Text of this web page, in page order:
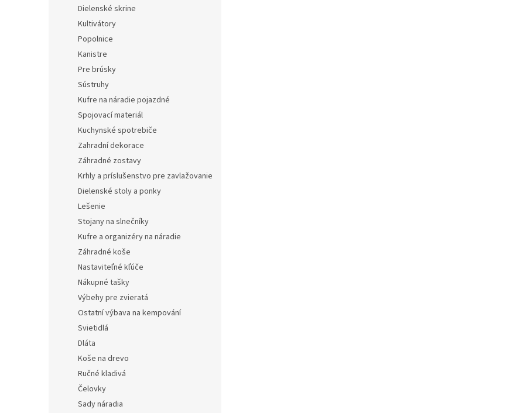
Dielenské skrine
Kultivátory
Popolnice
Kanistre
Pre brúsky
Sústruhy
Kufre na náradie pojazdné
Spojovací materiál
Kuchynské spotrebiče
Zahradní dekorace
Záhradné zostavy
Krhly a príslušenstvo pre zavlažovanie
Dielenské stoly a ponky
Lešenie
Stojany na slnečníky
Kufre a organizéry na náradie
Záhradné koše
Nastaviteľné kľúče
Nákupné tašky
Výbehy pre zvieratá
Ostatní výbava na kempování
Svietidlá
Dláta
Koše na drevo
Ručné kladivá
Čelovky
Sady náradia